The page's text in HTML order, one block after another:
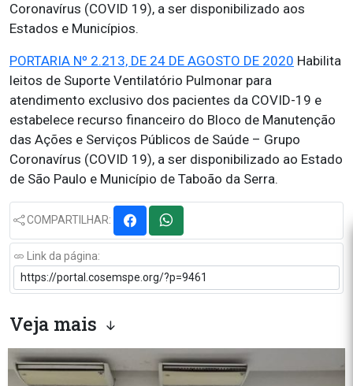
Coronavírus (COVID 19), a ser disponibilizado aos
Estados e Municípios.
PORTARIA Nº 2.213, DE 24 DE AGOSTO DE 2020 Habilita
leitos de Suporte Ventilatório Pulmonar para
atendimento exclusivo dos pacientes da COVID-19 e
estabelece recurso financeiro do Bloco de Manutenção
das Ações e Serviços Públicos de Saúde – Grupo
Coronavírus (COVID 19), a ser disponibilizado ao Estado
de São Paulo e Município de Taboão da Serra.
COMPARTILHAR:
Link da página:
Veja mais